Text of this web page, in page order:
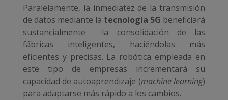
Paralelamente, la inmediatez de la transmisión
de datos mediante la tecnología 5G beneficiará
sustancialmente la consolidación de las
fábricas inteligentes, haciéndolas más
eficientes y precisas. La robótica empleada en
este tipo de empresas incrementará su
capacidad de autoaprendizaje (machine learning)
para adaptarse más rápido a los cambios.